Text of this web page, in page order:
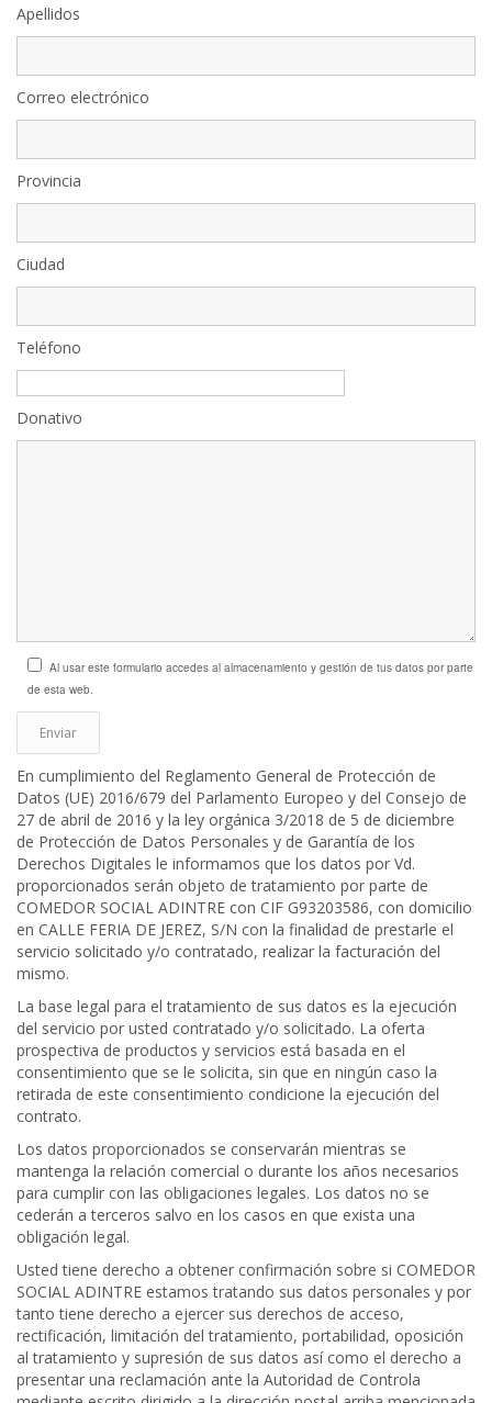
Apellidos
Correo electrónico
Provincia
Ciudad
Teléfono
Donativo
Al usar este formulario accedes al almacenamiento y gestión de tus datos por parte
de esta web.
En cumplimiento del Reglamento General de Protección de
Datos (UE) 2016/679 del Parlamento Europeo y del Consejo de
27 de abril de 2016 y la ley orgánica 3/2018 de 5 de diciembre
de Protección de Datos Personales y de Garantía de los
Derechos Digitales le informamos que los datos por Vd.
proporcionados serán objeto de tratamiento por parte de
COMEDOR SOCIAL ADINTRE con CIF G93203586, con domicilio
en CALLE FERIA DE JEREZ, S/N con la finalidad de prestarle el
servicio solicitado y/o contratado, realizar la facturación del
mismo.
La base legal para el tratamiento de sus datos es la ejecución
del servicio por usted contratado y/o solicitado. La oferta
prospectiva de productos y servicios está basada en el
consentimiento que se le solicita, sin que en ningún caso la
retirada de este consentimiento condicione la ejecución del
contrato.
Los datos proporcionados se conservarán mientras se
mantenga la relación comercial o durante los años necesarios
para cumplir con las obligaciones legales. Los datos no se
cederán a terceros salvo en los casos en que exista una
obligación legal.
Usted tiene derecho a obtener confirmación sobre si COMEDOR
SOCIAL ADINTRE estamos tratando sus datos personales y por
tanto tiene derecho a ejercer sus derechos de acceso,
rectificación, limitación del tratamiento, portabilidad, oposición
al tratamiento y supresión de sus datos así como el derecho a
presentar una reclamación ante la Autoridad de Controla